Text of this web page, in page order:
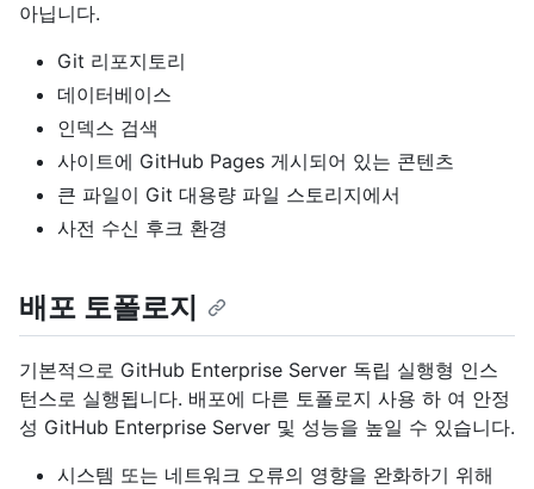
아닙니다.
Git 리포지토리
데이터베이스
인덱스 검색
사이트에 GitHub Pages 게시되어 있는 콘텐츠
큰 파일이 Git 대용량 파일 스토리지에서
사전 수신 후크 환경
배포 토폴로지
기본적으로 GitHub Enterprise Server 독립 실행형 인스
턴스로 실행됩니다. 배포에 다른 토폴로지 사용 하 여 안정
성 GitHub Enterprise Server 및 성능을 높일 수 있습니다.
시스템 또는 네트워크 오류의 영향을 완화하기 위해